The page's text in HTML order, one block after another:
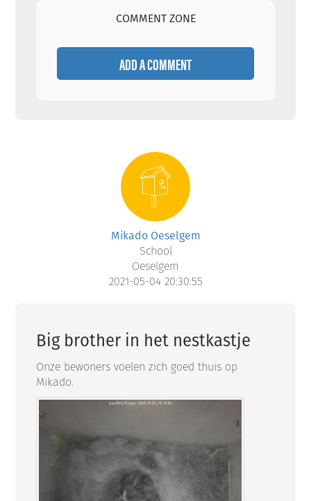
COMMENT ZONE
ADD A COMMENT
Mikado Oeselgem
School
Oeselgem
2021-05-04 20:30:55
Big brother in het nestkastje
Onze bewoners voelen zich goed thuis op
Mikado.